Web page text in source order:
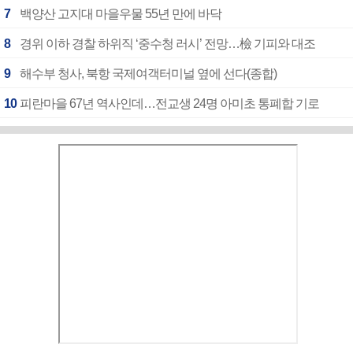
7 백양산 고지대 마을우물 55년 만에 바닥
8 경위 이하 경찰 하위직 ‘중수청 러시’ 전망…檢 기피와 대조
9 해수부 청사, 북항 국제여객터미널 옆에 선다(종합)
10 피란마을 67년 역사인데…전교생 24명 아미초 통폐합 기로